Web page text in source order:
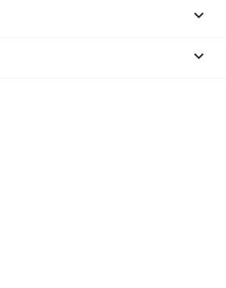

keyboard_arrow_down